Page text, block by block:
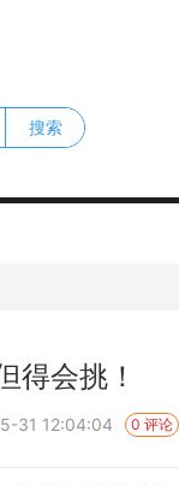
搜索
得会挑！
31 12:04:04 0 评论